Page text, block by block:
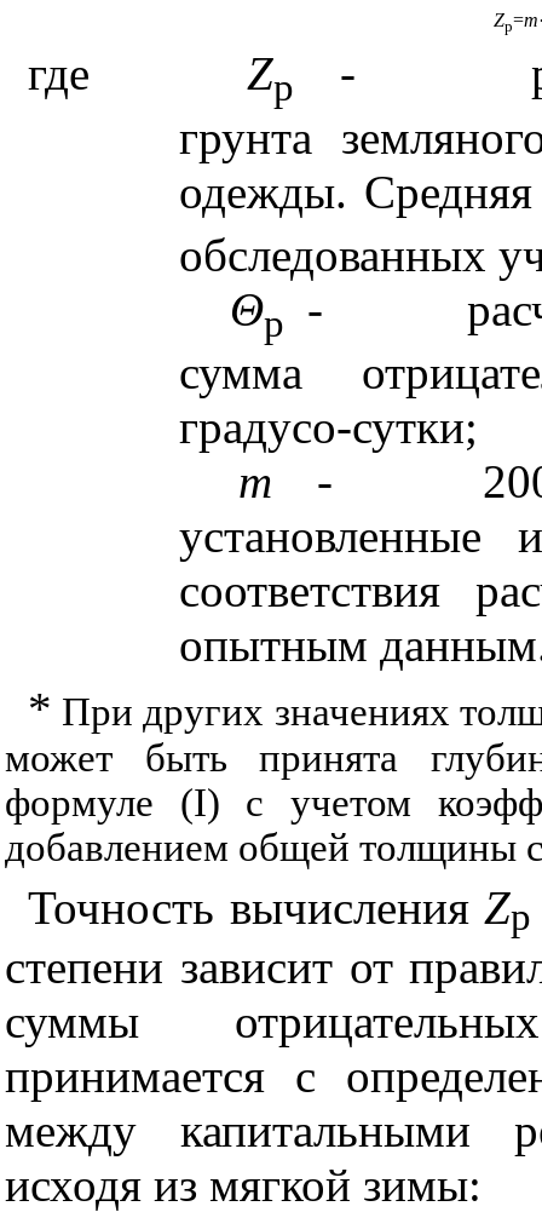
Zp=m
где Zp -
грунта
одежды.
обследованных
Θp -
сумма
градусо-сутки;
m
-
установленные
соответствия
опытным
* При других значениях
может быть принята
формуле (I) с учетом
добавлением общей толщины
Точность вычисленияZp
степени зависит от
суммы
принимается с
между капитальными
исходя из мягкой зимы: